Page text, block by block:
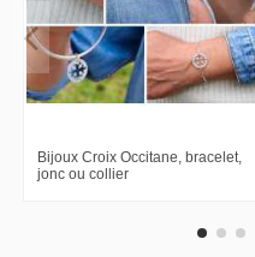
Bijoux Croix Occitane, bracelet,
jonc ou collier